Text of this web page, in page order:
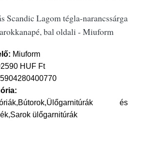
Scandic Lagom tégla-narancssárga
bal oldali - Miuform
Miuform
HUF Ft
5904280400770
és
ülőgarnitúrák